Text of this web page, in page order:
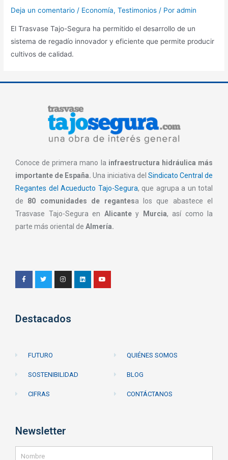
Deja un comentario / Economía,Testimonios / Poradmin
El Trasvase Tajo-Segura ha permitido el desarrollo de un
sistema de regadío innovador y eficiente que permite producir
cultivos de calidad.
Conoce de primera mano la infraestructura hidráulica más
importante de España.Una iniciativa del Sindicato Central de
Regantes del Acueducto Tajo-Segura, que agrupa a un total
de 80 comunidades de regantesa los que abastece el
Trasvase Tajo-Segura en Alicante y Murcia, así como la
parte más oriental de Almería.
Destacados
FUTURO
SOSTENIBILIDAD
CIFRAS
QUIÉNES SOMOS
BLOG
CONTÁCTANOS
Newsletter